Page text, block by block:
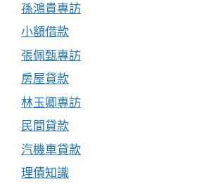
孫鴻貴專訪
小額借款
張佩甄專訪
房屋貸款
林玉卿專訪
民間貸款
汽機車貸款
理債知識